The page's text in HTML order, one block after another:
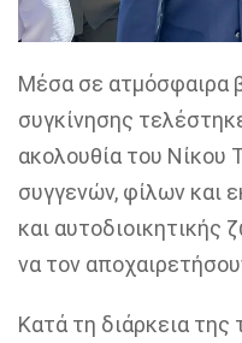
Μέσα σε ατμόσφαιρα
συγκίνησης
ακολουθία του Νίκου
συγγενών, φίλων και
και αυτοδιοικητικής
να τον
Κατά τη διάρκεια